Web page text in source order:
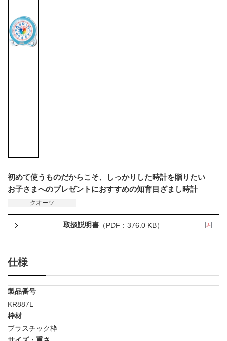
初めて使うものだからこそ、しっかりした時計を贈りたい
お子さまへのプレゼントにおすすめの知育目ざまし時計
クオーツ
取扱説明書 （PDF：376.0 KB）
仕様
製品番号
KR887L
枠材
プラスチック枠